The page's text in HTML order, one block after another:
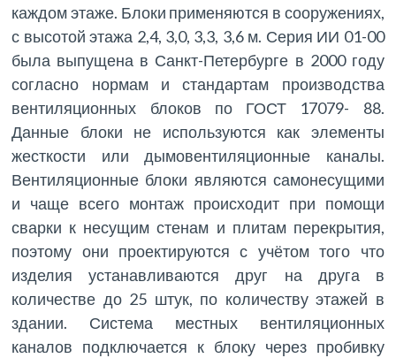
каждом этаже. Блоки применяются в сооружениях,
с высотой этажа 2,4, 3,0, 3,3, 3,6 м. Серия ИИ 01-00
была выпущена в Санкт-Петербурге в 2000 году
согласно нормам и стандартам производства
вентиляционных блоков по ГОСТ 17079- 88.
Данные блоки не используются как элементы
жесткости или дымовентиляционные каналы.
Вентиляционные блоки являются самонесущими
и чаще всего монтаж происходит при помощи
сварки к несущим стенам и плитам перекрытия,
поэтому они проектируются с учётом того что
изделия устанавливаются друг на друга в
количестве до 25 штук, по количеству этажей в
здании. Система местных вентиляционных
каналов подключается к блоку через пробивку